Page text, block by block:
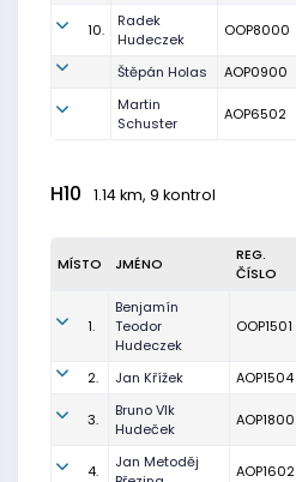
10.
Radek
Hudeczek
OOP8000
Štěpán Holas AOP0900
Martin
Schuster
AOP6502
H10 1.14 km, 9 kontrol
MÍSTO JMÉNO
REG.
ČÍSLO
1.
Benjamín
Teodor
Hudeczek
OOP1501
2. Jan Křížek AOP1504
3.
Bruno Vlk
Hudeček
AOP1800
4.
Jan Metoděj
AOP1602